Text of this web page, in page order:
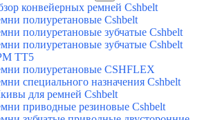
конвейерных ремней Cshbelt
полиуретановые Cshbelt
полиуретановые зубчатые Cshbelt
полиуретановые зубчатые Cshbelt
ТТ5
полиуретановые CSHFLEX
специального назначения Cshbelt
для ремней Cshbelt
приводные резиновые Cshbelt